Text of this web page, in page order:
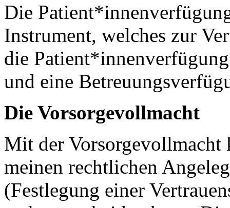
Die
Instrument, welches zur
die
und eine
Die Vorsorgevollmacht
Mit der Vorsorgevollmacht
meinen rechtlichen
(Festlegung einer